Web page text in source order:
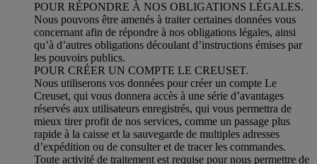
POUR RÉPONDRE À NOS OBLIGATIONS LÉGALES.
Nous pouvons être amenés à traiter certaines données vous
concernant afin de répondre à nos obligations légales, ainsi
qu’à d’autres obligations découlant d’instructions émises par
les pouvoirs publics.
POUR CRÉER UN COMPTE LE CREUSET.
Nous utiliserons vos données pour créer un compte Le
Creuset, qui vous donnera accès à une série d’avantages
réservés aux utilisateurs enregistrés, qui vous permettra de
mieux tirer profit de nos services, comme un passage plus
rapide à la caisse et la sauvegarde de multiples adresses
d’expédition ou de consulter et de tracer les commandes.
Toute activité de traitement est requise pour nous permettre de